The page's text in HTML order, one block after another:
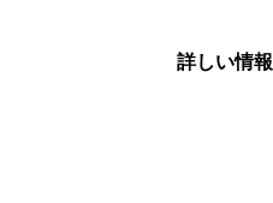
詳しい情報